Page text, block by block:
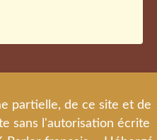
partielle, de ce site et de
sans l'autorisation écrite